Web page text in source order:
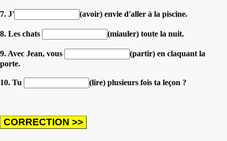
7. J' (avoir) envie d'aller à la piscine.
8. Les chats (miauler) toute la nuit.
9. Avec Jean, vous
(partir) en claquant la
porte.
10. Tu (lire) plusieurs fois ta leçon ?